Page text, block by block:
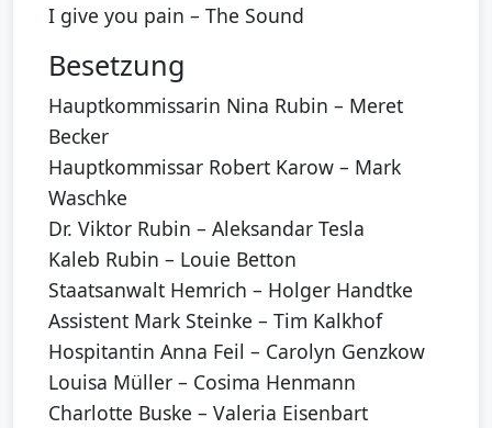
I give you pain – The Sound
Besetzung
Hauptkommissarin Nina Rubin – Meret
Becker
Hauptkommissar Robert Karow – Mark
Waschke
Dr. Viktor Rubin – Aleksandar Tesla
Kaleb Rubin – Louie Betton
Staatsanwalt Hemrich – Holger Handtke
Assistent Mark Steinke – Tim Kalkhof
Hospitantin Anna Feil – Carolyn Genzkow
Louisa Müller – Cosima Henmann
Charlotte Buske – Valeria Eisenbart